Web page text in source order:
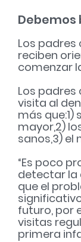
Debemos
Los
reciben
comenzar
Los padres
visita al
más que:1)
mayor,2)
sanos,3) el
“Es poco
detectar la
que el
futuro, por
visitas
primera